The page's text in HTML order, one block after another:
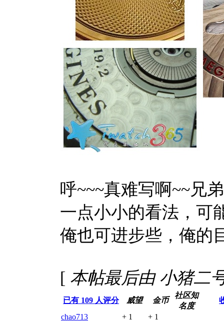
呼~~~真难写啊~~兄
一点小小的看法，可
俺也可进步些，俺的
[ 本帖最后由 小猪二
已有 109 人评分 威望 金币
社区知
名度
chao713
+ 1
+ 1